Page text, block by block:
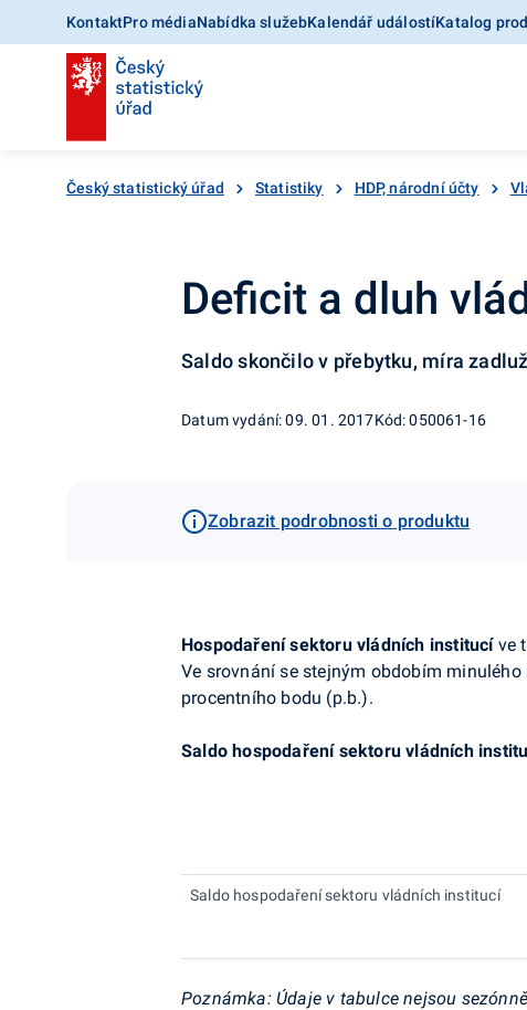
KontaktPro médiaNabídka služebKalendář událostíKatalog
Český statistický úřad Statistiky HDP, národní účty
Deficit a dluh
Saldo skončilo v přebytku, míra
Datum vydání: 09. 01. 2017Kód: 050061-16
Zobrazit podrobnosti o produktu
Hospodaření sektoru vládních institucíve
Ve srovnání se stejným obdobím
procentního bodu (p.b.).
Saldo hospodaření sektoru vládních
Saldo hospodaření sektoru vládních institucí
Poznámka: Údaje v tabulce nejsou